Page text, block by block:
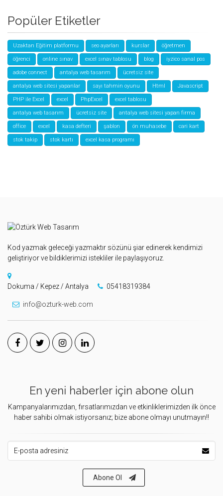
Popüler Etiketler
Uzaktan Eğitim platformu seo ayarları kurslar öğretmen
öğrenci online sınav excel sınav tablosu blog iyzico sanal pos
adobe connect antalya web tasarım ücretsiz site
antalya web sitesi yapanlar sayı tahmin oyunu Html Javascript
PHP ile Excel excel PhpExcel excel tablosu
antalya web tasarım ücretsiz site antalya web sitesi yapan firma
office excel kasa defteri şablon ön muhasebe cari kart
stok takip stok kartı excel kasa programı
Kod yazmak geleceği yazmaktır sözünü şiar edinerek kendimizi
geliştiriyor ve bildiklerimizi istekliler ile paylaşıyoruz.
Dokuma / Kepez / Antalya 05418319384
info@ozturk-web.com
En yeni haberler için abone olun
Kampanyalarımızdan, fırsatlarımızdan ve etkinliklerimizden ilk önce
haber sahibi olmak istiyorsanız; bize abone olmayı unutmayın!!
Abone Ol